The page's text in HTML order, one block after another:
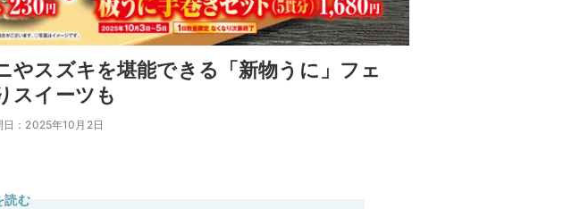
やスズキを堪能できる「新物うに」フェ
スイーツも
日：2025年10月2日
読む